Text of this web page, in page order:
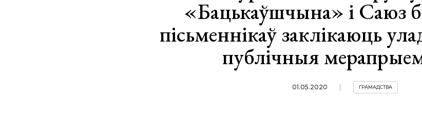
«Бацькаўшчына» і Саюз
пісьменнікаў заклікаюць
публічныя
01.05.2020 ГРАМАДСТВА